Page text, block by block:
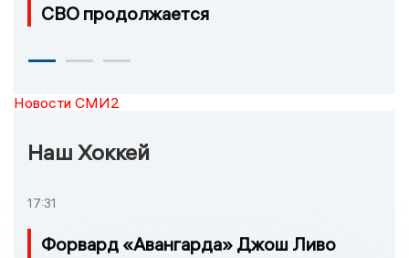
СВО продолжается
Новости СМИ2
Наш Хоккей
17:31
Форвард «Авангарда» Джош Ливо